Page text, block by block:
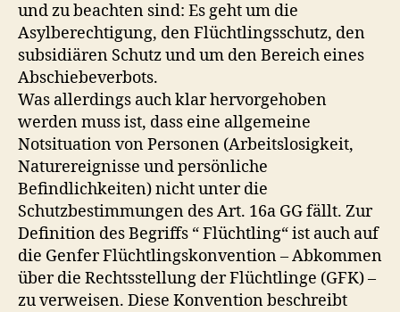
und zu beachten sind: Es geht um die
Asylberechtigung, den Flüchtlingsschutz, den
subsidiären Schutz und um den Bereich eines
Abschiebeverbots.
Was allerdings auch klar hervorgehoben
werden muss ist, dass eine allgemeine
Notsituation von Personen (Arbeitslosigkeit,
Naturereignisse und persönliche
Befindlichkeiten) nicht unter die
Schutzbestimmungen des Art. 16a GG fällt. Zur
Definition des Begriffs “ Flüchtling“ ist auch auf
die Genfer Flüchtlingskonvention – Abkommen
über die Rechtsstellung der Flüchtlinge (GFK) –
zu verweisen. Diese Konvention beschreibt